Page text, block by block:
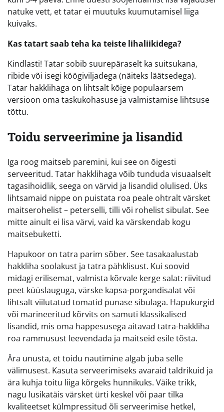
natuke vett, et tatar ei muutuks kuumutamisel liiga
kuivaks.
Kas tatart saab teha ka teiste lihaliikidega?
Kindlasti! Tatar sobib suurepäraselt ka suitsukana,
ribide või isegi köögiviljadega (näiteks läätsedega).
Tatar hakklihaga on lihtsalt kõige populaarsem
versioon oma taskukohasuse ja valmistamise lihtsuse
tõttu.
Toidu serveerimine ja lisandid
Iga roog maitseb paremini, kui see on õigesti
serveeritud. Tatar hakklihaga võib tunduda visuaalselt
tagasihoidlik, seega on värvid ja lisandid olulised. Üks
lihtsamaid nippe on puistata roa peale ohtralt värsket
maitserohelist – peterselli, tilli või rohelist sibulat. See
mitte ainult ei lisa värvi, vaid ka värskendab kogu
maitsebuketti.
Hapukoor on tatra parim sõber. See tasakaalustab
hakkliha soolakust ja tatra pähklisust. Kui soovid
midagi erilisemat, valmista kõrvale kerge salat: riivitud
peet küüslauguga, värske kapsa-porgandisalat või
lihtsalt viilutatud tomatid punase sibulaga. Hapukurgid
või marineeritud kõrvits on samuti klassikalised
lisandid, mis oma happesusega aitavad tatra-hakkliha
roa rammusust leevendada ja maitseid esile tõsta.
Ära unusta, et toidu nautimine algab juba selle
välimusest. Kasuta serveerimiseks avaraid taldrikuid ja
ära kuhja toitu liiga kõrgeks hunnikuks. Väike trikk,
nagu lusikatäis värsket ürti keskel või paar tilka
kvaliteetset külmpressitud õli serveerimise hetkel,